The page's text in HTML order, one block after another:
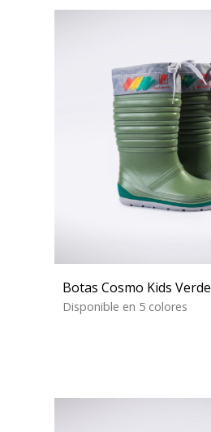
Botas Cosmo Kids Verde
Disponible en 5 colores